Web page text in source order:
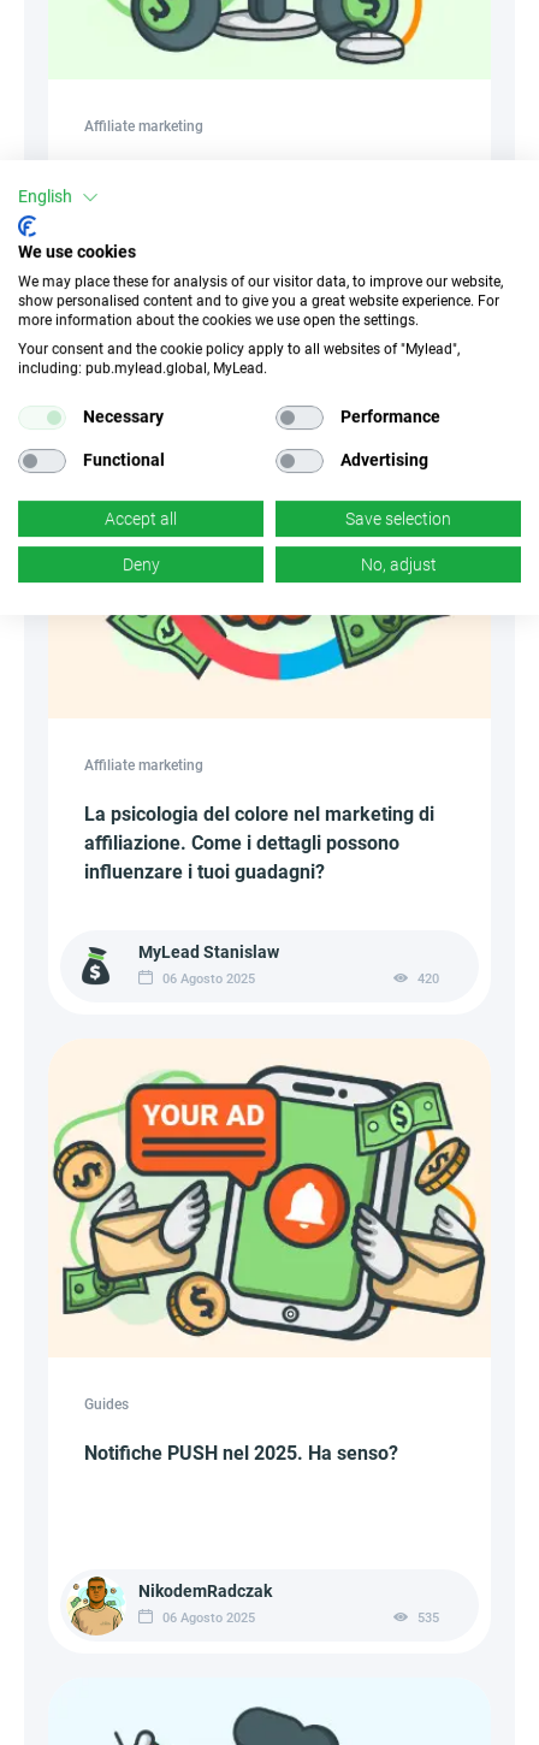
Affiliate marketing
gli utenti abbandonati?
NikodemRadczak
06 Agosto 2025 435
Affiliate marketing
La psicologia del colore nel marketing di
affiliazione. Come i dettagli possono
influenzare i tuoi guadagni?
MyLead Stanislaw
06 Agosto 2025 420
Guides
Notifiche PUSH nel 2025. Ha senso?
NikodemRadczak
06 Agosto 2025 535
English
We use cookies
We may place these for analysis of our visitor data, to improve our website,
show personalised content and to give you a great website experience. For
more information about the cookies we use open the settings.
Your consent and the cookie policy apply to all websites of "Mylead",
including: pub.mylead.global, MyLead.
Necessary Performance
Functional Advertising
Accept all Save selection
Deny No, adjust